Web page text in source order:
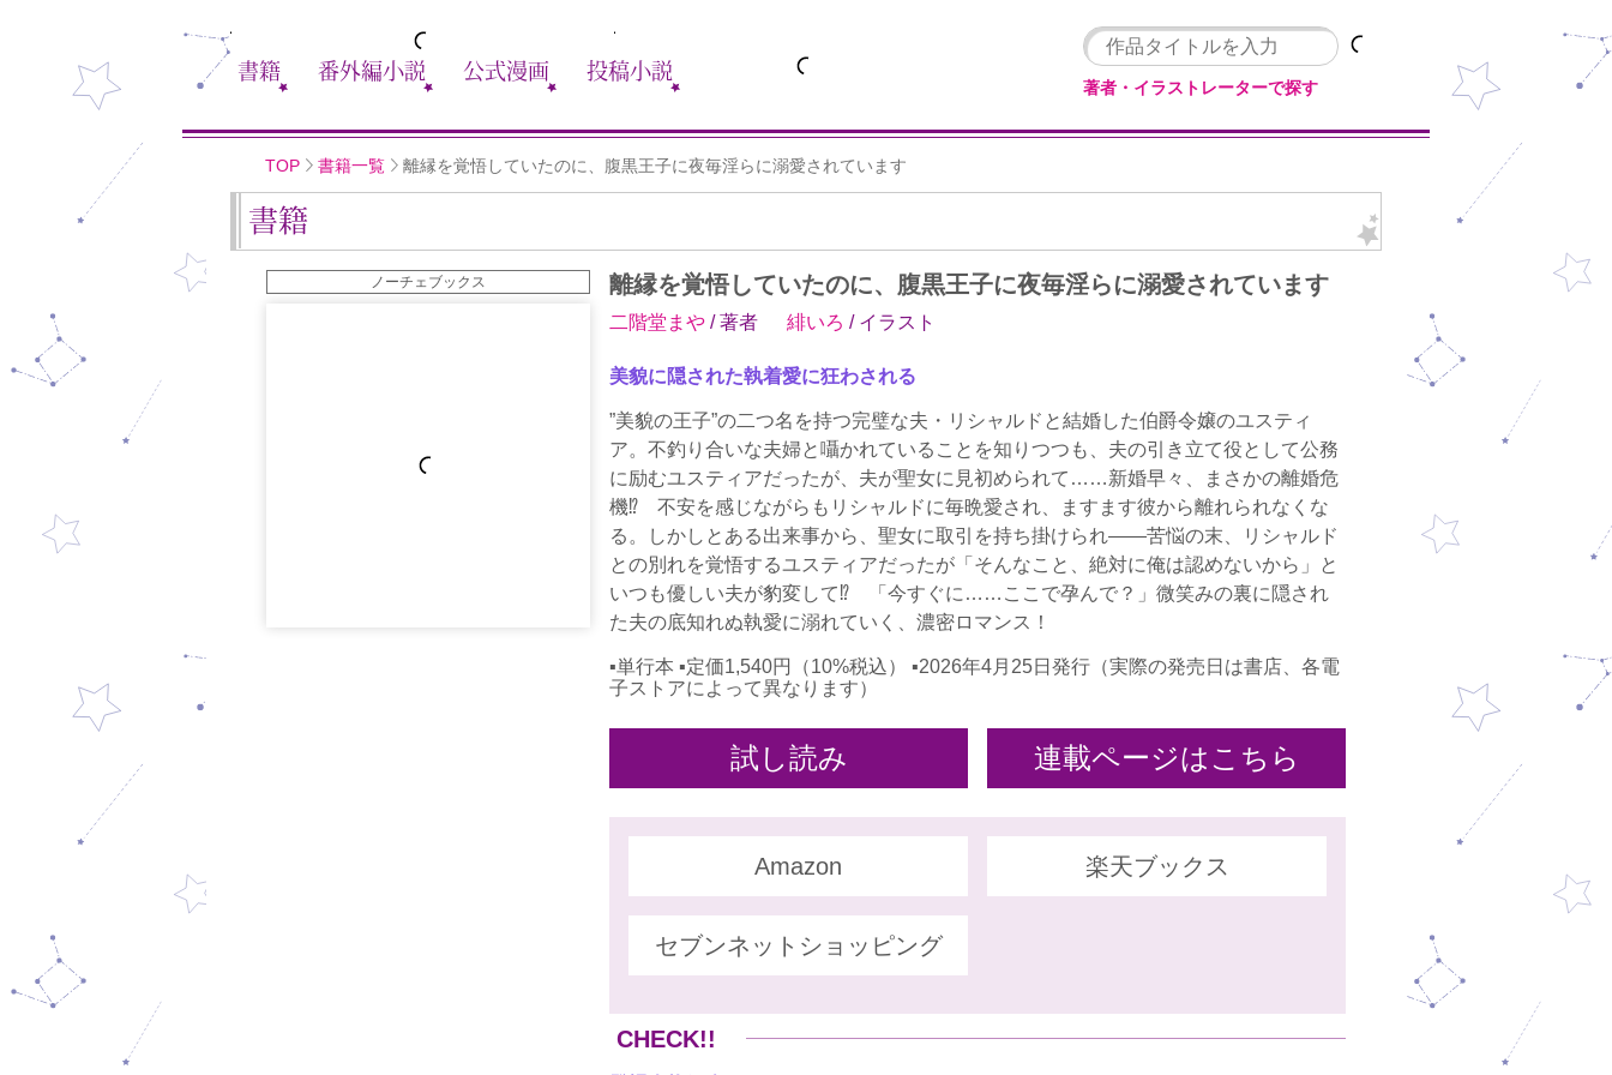
書籍 番外編小説 公式漫画 投稿小説
著者・イラストレーターで探す
TOP 書籍一覧 離縁を覚悟していたのに、腹黒王子に夜毎淫らに溺愛されています
書籍
ノーチェブックス 離縁を覚悟していたのに、腹黒王子に夜毎淫らに溺愛されています
二階堂まや / 著者 緋いろ / イラスト
美貌に隠された執着愛に狂わされる
”美貌の王子”の二つ名を持つ完璧な夫・リシャルドと結婚した伯爵令嬢のユスティ
ア。不釣り合いな夫婦と囁かれていることを知りつつも、夫の引き立て役として公務
に励むユスティアだったが、夫が聖女に見初められて……新婚早々、まさかの離婚危
機⁉ 不安を感じながらもリシャルドに毎晩愛され、ますます彼から離れられなくな
る。しかしとある出来事から、聖女に取引を持ち掛けられ――苦悩の末、リシャルド
との別れを覚悟するユスティアだったが「そんなこと、絶対に俺は認めないから」と
いつも優しい夫が豹変して⁉ 「今すぐに……ここで孕んで？」微笑みの裏に隠され
た夫の底知れぬ執愛に溺れていく、濃密ロマンス！
▪単行本 ▪定価1,540円（10%税込） ▪2026年4月25日発行（実際の発売日は書店、各電
子ストアによって異なります）
試し読み 連載ページはこちら
Amazon 楽天ブックス
セブンネットショッピング
CHECK!!